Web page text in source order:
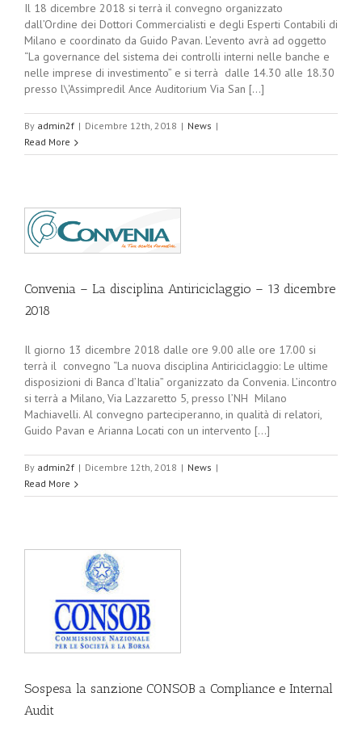
Il 18 dicembre 2018 si terrà il convegno organizzato
dall’Ordine dei Dottori Commercialisti e degli Esperti Contabili di
Milano e coordinato da Guido Pavan. L’evento avrà ad oggetto
“La governance del sistema dei controlli interni nelle banche e
nelle imprese di investimento” e si terrà dalle 14.30 alle 18.30
presso l\'Assimpredil Ance Auditorium Via San [...]
By admin2f | Dicembre 12th, 2018 | News |
Read More
Convenia – La disciplina Antiriciclaggio – 13 dicembre
2018
Il giorno 13 dicembre 2018 dalle ore 9.00 alle ore 17.00 si
terrà il convegno “La nuova disciplina Antiriciclaggio: Le ultime
disposizioni di Banca d’Italia” organizzato da Convenia. L’incontro
si terrà a Milano, Via Lazzaretto 5, presso l’NH Milano
Machiavelli. Al convegno parteciperanno, in qualità di relatori,
Guido Pavan e Arianna Locati con un intervento [...]
By admin2f | Dicembre 12th, 2018 | News |
Read More
Sospesa la sanzione CONSOB a Compliance e Internal
Audit